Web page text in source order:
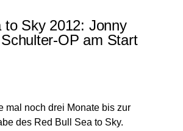
to Sky 2012: Jonny
OP am Start
mal noch drei Monate bis zur
des Red Bull Sea to Sky.